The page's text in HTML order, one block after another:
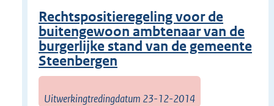
Rechtspositieregeling voor de
buitengewoon ambtenaar van de
burgerlijke stand van de gemeente
Steenbergen
Uitwerkingtredingdatum 23-12-2014